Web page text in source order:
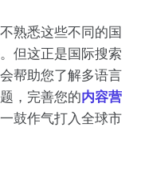
熟悉这些不同的国
但这正是国际搜索
帮助您了解多语言
，完善您的内容营
鼓作气打入全球市